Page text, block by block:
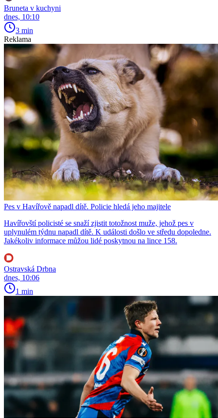
Bruneta v kuchyni
dnes, 10:10
3 min
Reklama
Pes v Havířově napadl dítě. Policie hledá jeho majitele
Havířovští policisté se snaží zjistit totožnost muže, jehož pes v
uplynulém týdnu napadl dítě. K události došlo ve středu dopoledne.
Jakékoliv informace můžou lidé poskytnou na lince 158.
Ostravská Drbna
dnes, 10:06
1 min